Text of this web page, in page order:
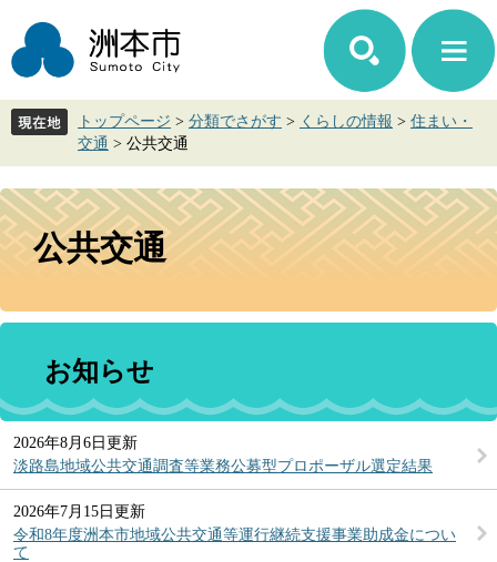
ジ
先
ュ
を
て
本
トップページ > 分類でさがす > くらしの情報 > 住まい・
交通 > 公共交通
本
文
公共交通
お知らせ
2026年8月6日更新
淡路島地域公共交通調査等業務公募型プロポーザル選定結果
2026年7月15日更新
令和8年度洲本市地域公共交通等運行継続支援事業助成金につい
て